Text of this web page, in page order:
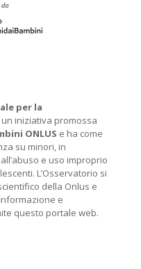
per la
un iniziativa promossa
ONLUS e ha come
su minori, in
e uso improprio
L’Osservatorio si
della Onlus e
e
questo portale web.